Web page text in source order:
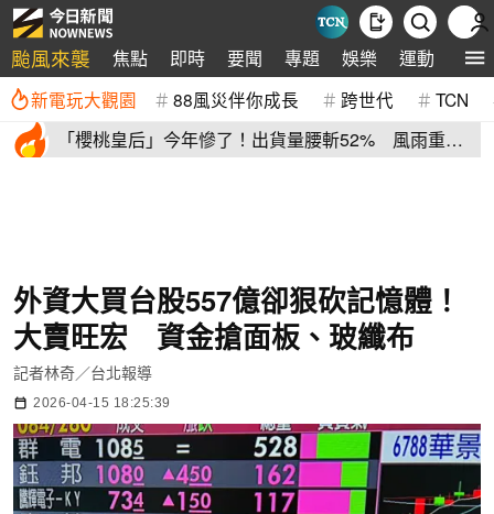
颱風來襲 焦點 即時 要聞 專題 娛樂 運動 全球
新電玩大觀園 88風災伴你成長 跨世代 TCN
「櫻桃皇后」今年慘了！出貨量腰斬52% 風雨重
外資大買台股557億卻狠砍記憶體！
大賣旺宏 資金搶面板、玻纖布
記者林奇／台北報導
2026-04-15 18:25:39